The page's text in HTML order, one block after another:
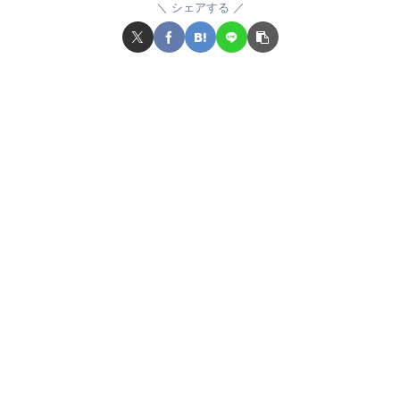
シェアする